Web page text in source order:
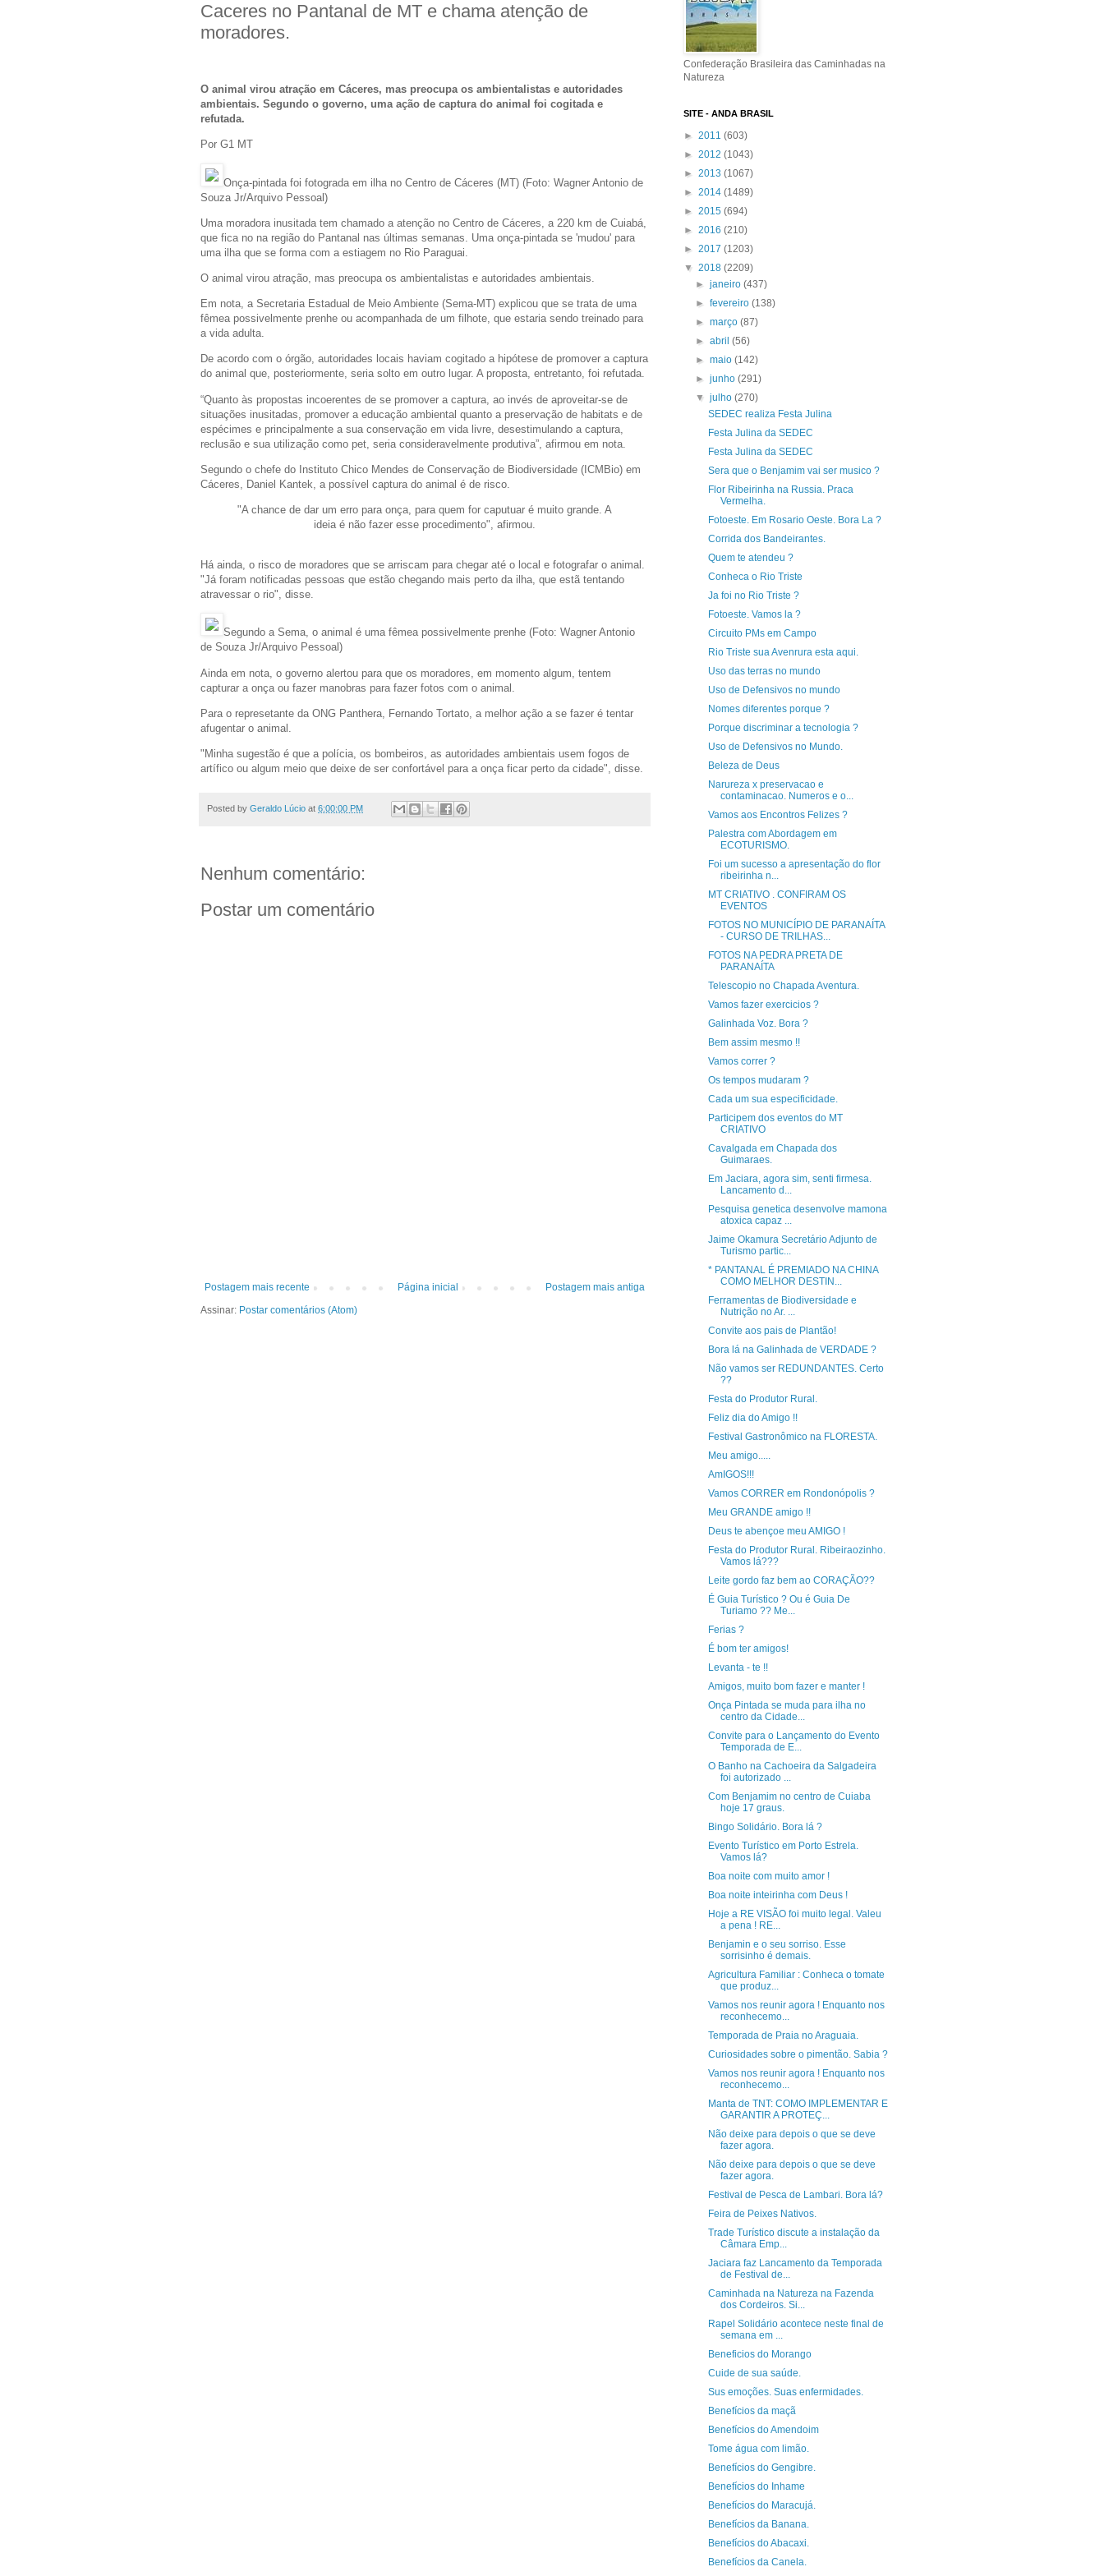
Caceres no Pantanal de MT e chama atenção de
moradores.
O animal virou atração em Cáceres, mas preocupa os ambientalistas e autoridades
ambientais. Segundo o governo, uma ação de captura do animal foi cogitada e
refutada.
Por G1 MT
Onça-pintada foi fotograda em ilha no Centro de Cáceres (MT) (Foto: Wagner Antonio de
Souza Jr/Arquivo Pessoal)
Uma moradora inusitada tem chamado a atenção no Centro de Cáceres, a 220 km de Cuiabá,
que fica no na região do Pantanal nas últimas semanas. Uma onça-pintada se 'mudou' para
uma ilha que se forma com a estiagem no Rio Paraguai.
O animal virou atração, mas preocupa os ambientalistas e autoridades ambientais.
Em nota, a Secretaria Estadual de Meio Ambiente (Sema-MT) explicou que se trata de uma
fêmea possivelmente prenhe ou acompanhada de um filhote, que estaria sendo treinado para
a vida adulta.
De acordo com o órgão, autoridades locais haviam cogitado a hipótese de promover a captura
do animal que, posteriormente, seria solto em outro lugar. A proposta, entretanto, foi refutada.
“Quanto às propostas incoerentes de se promover a captura, ao invés de aproveitar-se de
situações inusitadas, promover a educação ambiental quanto a preservação de habitats e de
espécimes e principalmente a sua conservação em vida livre, desestimulando a captura,
reclusão e sua utilização como pet, seria consideravelmente produtiva”, afirmou em nota.
Segundo o chefe do Instituto Chico Mendes de Conservação de Biodiversidade (ICMBio) em
Cáceres, Daniel Kantek, a possível captura do animal é de risco.
"A chance de dar um erro para onça, para quem for caputuar é muito grande. A
ideia é não fazer esse procedimento", afirmou.
Há ainda, o risco de moradores que se arriscam para chegar até o local e fotografar o animal.
"Já foram notificadas pessoas que estão chegando mais perto da ilha, que estã tentando
atravessar o rio", disse.
Segundo a Sema, o animal é uma fêmea possivelmente prenhe (Foto: Wagner Antonio
de Souza Jr/Arquivo Pessoal)
Ainda em nota, o governo alertou para que os moradores, em momento algum, tentem
capturar a onça ou fazer manobras para fazer fotos com o animal.
Para o represetante da ONG Panthera, Fernando Tortato, a melhor ação a se fazer é tentar
afugentar o animal.
"Minha sugestão é que a polícia, os bombeiros, as autoridades ambientais usem fogos de
artífico ou algum meio que deixe de ser confortável para a onça ficar perto da cidade", disse.
Posted by Geraldo Lúcio at 6:00:00 PM
Nenhum comentário:
Postar um comentário
Postagem mais recente Postagem mais antiga
Página inicial
Assinar: Postar comentários (Atom)
Confederação Brasileira das Caminhadas na
Natureza
SITE - ANDA BRASIL
► 2011 (603)
► 2012 (1043)
► 2013 (1067)
► 2014 (1489)
► 2015 (694)
► 2016 (210)
► 2017 (1203)
▼ 2018 (2209)
►janeiro(437)
►fevereiro(138)
►março(87)
►abril(56)
►maio(142)
►junho(291)
▼julho(270)
SEDEC realiza Festa Julina
Festa Julina da SEDEC
Festa Julina da SEDEC
Sera que o Benjamim vai ser musico ?
Flor Ribeirinha na Russia. Praca
Vermelha.
Fotoeste. Em Rosario Oeste. Bora La ?
Corrida dos Bandeirantes.
Quem te atendeu ?
Conheca o Rio Triste
Ja foi no Rio Triste ?
Fotoeste. Vamos la ?
Circuito PMs em Campo
Rio Triste sua Avenrura esta aqui.
Uso das terras no mundo
Uso de Defensivos no mundo
Nomes diferentes porque ?
Porque discriminar a tecnologia ?
Uso de Defensivos no Mundo.
Beleza de Deus
Narureza x preservacao e
contaminacao. Numeros e o...
Vamos aos Encontros Felizes ?
Palestra com Abordagem em
ECOTURISMO.
Foi um sucesso a apresentação do flor
ribeirinha n...
MT CRIATIVO . CONFIRAM OS
EVENTOS
FOTOS NO MUNICÍPIO DE PARANAÍTA
- CURSO DE TRILHAS...
FOTOS NA PEDRA PRETA DE
PARANAÍTA
Telescopio no Chapada Aventura.
Vamos fazer exercicios ?
Galinhada Voz. Bora ?
Bem assim mesmo !!
Vamos correr ?
Os tempos mudaram ?
Cada um sua especificidade.
Participem dos eventos do MT
CRIATIVO
Cavalgada em Chapada dos
Guimaraes.
Em Jaciara, agora sim, senti firmesa.
Lancamento d...
Pesquisa genetica desenvolve mamona
atoxica capaz ...
Jaime Okamura Secretário Adjunto de
Turismo partic...
* PANTANAL É PREMIADO NA CHINA
COMO MELHOR DESTIN...
Ferramentas de Biodiversidade e
Nutrição no Ar. ...
Convite aos pais de Plantão!
Bora lá na Galinhada de VERDADE ?
Não vamos ser REDUNDANTES. Certo
??
Festa do Produtor Rural.
Feliz dia do Amigo !!
Festival Gastronômico na FLORESTA.
Meu amigo.....
AmIGOS!!!
Vamos CORRER em Rondonópolis ?
Meu GRANDE amigo !!
Deus te abençoe meu AMIGO !
Festa do Produtor Rural. Ribeiraozinho.
Vamos lá???
Leite gordo faz bem ao CORAÇÃO??
É Guia Turístico ? Ou é Guia De
Turiamo ?? Me...
Ferias ?
É bom ter amigos!
Levanta - te !!
Amigos, muito bom fazer e manter !
Onça Pintada se muda para ilha no
centro da Cidade...
Convite para o Lançamento do Evento
Temporada de E...
O Banho na Cachoeira da Salgadeira
foi autorizado ...
Com Benjamim no centro de Cuiaba
hoje 17 graus.
Bingo Solidário. Bora lá ?
Evento Turístico em Porto Estrela.
Vamos lá?
Boa noite com muito amor !
Boa noite inteirinha com Deus !
Hoje a RE VISÃO foi muito legal. Valeu
a pena ! RE...
Benjamin e o seu sorriso. Esse
sorrisinho é demais.
Agricultura Familiar : Conheca o tomate
que produz...
Vamos nos reunir agora ! Enquanto nos
reconhecemo...
Temporada de Praia no Araguaia.
Curiosidades sobre o pimentão. Sabia ?
Vamos nos reunir agora ! Enquanto nos
reconhecemo...
Manta de TNT: COMO IMPLEMENTAR E
GARANTIR A PROTEÇ...
Não deixe para depois o que se deve
fazer agora.
Não deixe para depois o que se deve
fazer agora.
Festival de Pesca de Lambari. Bora lá?
Feira de Peixes Nativos.
Trade Turístico discute a instalação da
Câmara Emp...
Jaciara faz Lancamento da Temporada
de Festival de...
Caminhada na Natureza na Fazenda
dos Cordeiros. Si...
Rapel Solidário acontece neste final de
semana em ...
Beneficios do Morango
Cuide de sua saúde.
Sus emoções. Suas enfermidades.
Benefícios da maçã
Benefícios do Amendoim
Tome água com limão.
Benefícios do Gengibre.
Benefícios do Inhame
Benefícios do Maracujá.
Benefícios da Banana.
Benefícios do Abacaxi.
Benefícios da Canela.